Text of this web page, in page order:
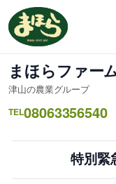
容
を
キ
ッ
プ
まほらファー
津山の農業グループ
TEL08063356540
特別緊